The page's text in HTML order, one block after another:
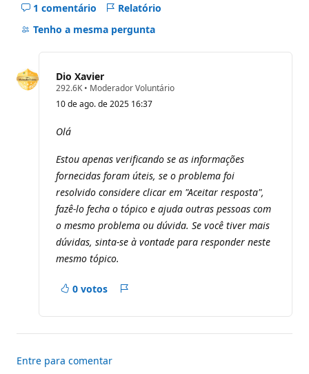
1 comentário
Ocultar
comentários
Relatório
Tenho a mesma pergunta
Dio Xavier
292.6K P
n
e
r
e
p
t
a
ç
ã
• Moderador Voluntário
10 de ago. de 2025 16:37
Olá
Estou apenas verificando se as informações
fornecidas foram úteis, se o problema foi
resolvido considere clicar em "Aceitar resposta",
fazê-lo fecha o tópico e ajuda outras pessoas com
o mesmo problema ou dúvida. Se você tiver mais
dúvidas, sinta-se à vontade para responder neste
mesmo tópico.
0 votos
Entre para comentar